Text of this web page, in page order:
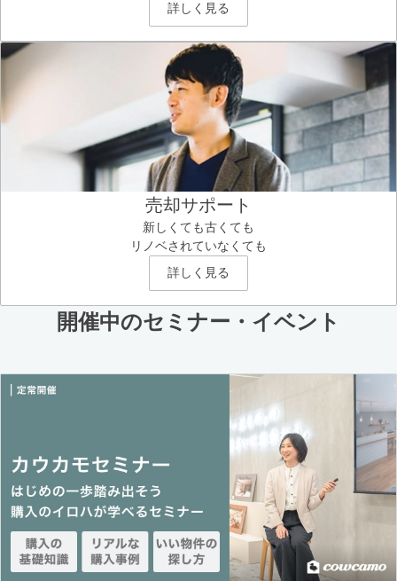
詳しく見る
売却サポート
新しくても古くても
リノベされていなくても
詳しく見る
開催中のセミナー・イベント